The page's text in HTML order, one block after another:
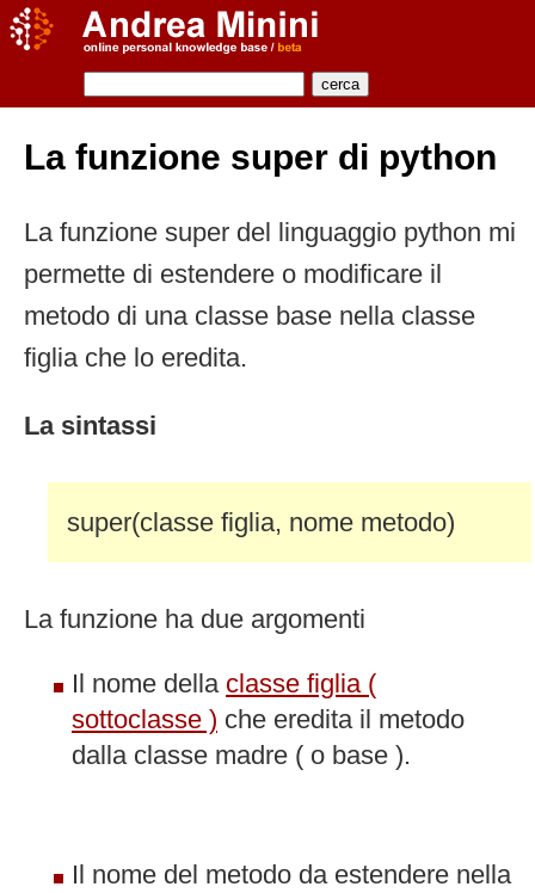
La funzione super di python
La funzione super del linguaggio python mi
permette di estendere o modificare il
metodo di una classe base nella classe
figlia che lo eredita.
La sintassi
super(classe figlia, nome metodo)
La funzione ha due argomenti
Il nome della classe figlia (
sottoclasse ) che eredita il metodo
dalla classe madre ( o base ).
Il nome del metodo da estendere nella